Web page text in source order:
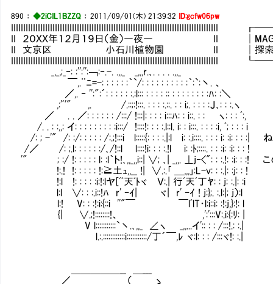
890 ：◆2iCIL1BZZQ ：2011/09/01(木) 21:39:32 ID:gcfw06pw
II ２０ＸＸ年１２月１９日（金）―夜― II │MAG
II 文京区 小石川植物園 II │探索：6
_,_,;_‐: :'':'':￢:‐.-. .,,_ _,,,r.､. . . . .,,_
￣,.¨ﾆ=-: : : : : :｀`/: : : : : : : : : :｀:`:丶. 、
／,. ‐ '':":´: : : : : :.:l::: : : : : :: : : : : : : : :ﾊ: :＼
,:'ﾞ'" ,. /.::;:!:::. : : : :.::. : : i;. : : : :Ｊ､: : :.ヽ
／ . . ／: : : : : : /:::/ !:::|: : : : i:::ﾊ: : i::. : : ヽ: : : ﾞ:,
/. . : :,,: イ: : : : : : : : :i:::/ !::::!: : : :.l::l. i: : i:::. : : : :i, ﾞ; : : : i
/: ; -'" /: :/: : : : : /:.;!:::i l:::::{: : : :.|:l i: :.i::::. : : : i: :i: : : :| ね
/／ /: ;.l: : : : : :/､/!::l l::::!i: : : :.!l i: :ﾄ;::::. : : :i: :i: : : !
'" ; :/ !: : : : : l: :l｀ト!､,,_,,i::| ∨; ､| _,,. ⊥j‐<": : :.!: :i: : :! こ
!:.! !: : : : : !:≧土ｭ,,__ !| ∨.:.｢ ＿,,,｣:L-v: : :.|: :j: : !
!:l !: : : : :i:!:lヤ[ﾞﾞ天ﾞﾄヾ Ｖ:.| 行ﾞ天ﾞ丁ﾔ: : j: :.|: :i
l:l ∨: : :.i::!ﾊ r' ｰｲ| ヾ| r' ｰｲ ! j:};. :.l:|; j）:l
l:! V: : :!:i:{::i ''"￣ ￣lﾞlT・l:i::i: :!:j,}:!: l
{| ∨.;!::::::::!、 ,':':::V:.i:{:ﾘ: |
V l:::::::::::`丶.､,,_ ∠ヽ _,,...イ':: : : /:::!.: :.|
l.:.::::::::::::i:::::::::::/丁´￣,ﾚ ヾ:l: : : /:::ヾ!: :.|
／ （＿＿ ゝ